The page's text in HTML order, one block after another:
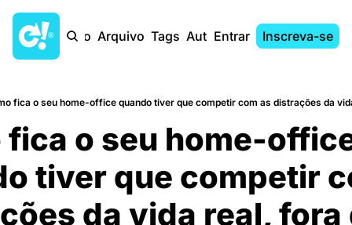
Início Arquivo Tags AutoresEntrar Inscreva-se
fica o seu home-office quando tiver que competir com as distrações da
fica o seu home-
tiver que competir
da vida real, fora